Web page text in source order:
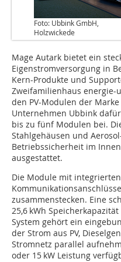
Foto: Ubbink GmbH,
Holzwickede
Mage Autark bietet ein
Eigenstromversorgung in
Kern-Produkte und
Zweifamilienhaus energie-
den PV-Modulen der
Unternehmen Ubbink
bis zu fünf Modulen bei.
Stahlgehäusen und
Betriebssicherheit im
ausgestattet.
Die Module mit
zusammenstecken. Eine
25,6 kWh
System gehört ein
der Strom aus PV,
Stromnetz parallel
oder 15 kW Leistung